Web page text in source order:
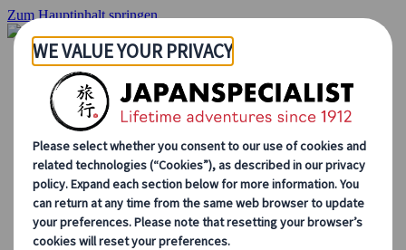
Zum Hauptinhalt springen
Startseite
Rundreisen
Individuelle Reisen
Gruppenreisen
Selbstfahrerreisen
Ausflüge
Massgeschneiderte Gruppenreisen
Japan Rail Pass
Wie wir arbeiten
Über uns
Treffen Sie unser Team
Werden Sie Teil unseres Teams